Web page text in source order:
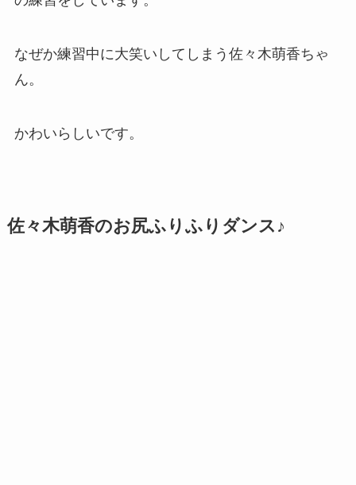
なぜか練習中に大笑いしてしまう佐々木萌香ちゃ
ん。
かわいらしいです。
佐々木萌香のお尻ふりふりダンス♪